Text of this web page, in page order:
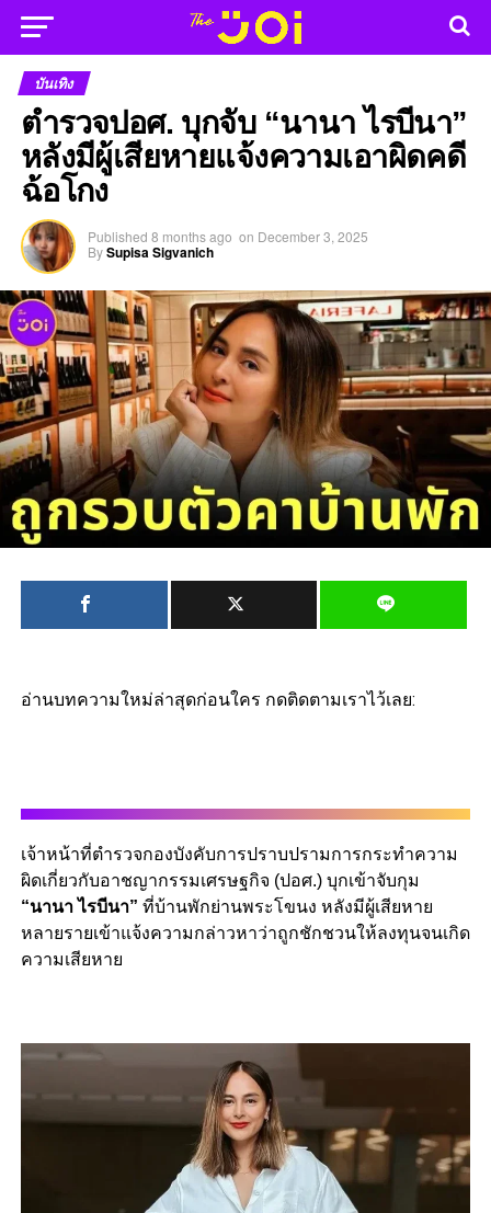
บันเทิง
ตำรวจปอศ. บุกจับ “นานา ไรบีนา”
หลังมีผู้เสียหายแจ้งความเอาผิดคดี
ฉ้อโกง
Published 8 months ago on December 3, 2025
BySupisa Sigvanich
อ่านบทความใหม่ล่าสุดก่อนใคร กดติดตามเราไว้เลย:
เจ้าหน้าที่ตำรวจกองบังคับการปราบปรามการกระทำความ
ผิดเกี่ยวกับอาชญากรรมเศรษฐกิจ (ปอศ.) บุกเข้าจับกุม
“นานา ไรบีนา” ที่บ้านพักย่านพระโขนง หลังมีผู้เสียหาย
หลายรายเข้าแจ้งความกล่าวหาว่าถูกชักชวนให้ลงทุนจนเกิด
ความเสียหาย